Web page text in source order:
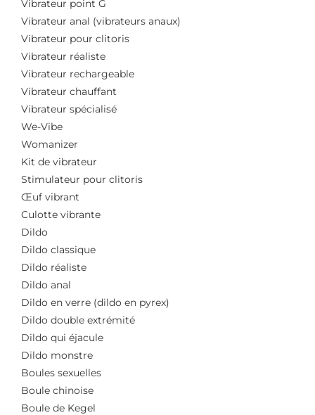
Vibrateur point G
Vibrateur anal (vibrateurs anaux)
Vibrateur pour clitoris
Vibrateur réaliste
Vibrateur rechargeable
Vibrateur chauffant
Vibrateur spécialisé
We-Vibe
Womanizer
Kit de vibrateur
Stimulateur pour clitoris
Œuf vibrant
Culotte vibrante
Dildo
Dildo classique
Dildo réaliste
Dildo anal
Dildo en verre (dildo en pyrex)
Dildo double extrémité
Dildo qui éjacule
Dildo monstre
Boules sexuelles
Boule chinoise
Boule de Kegel